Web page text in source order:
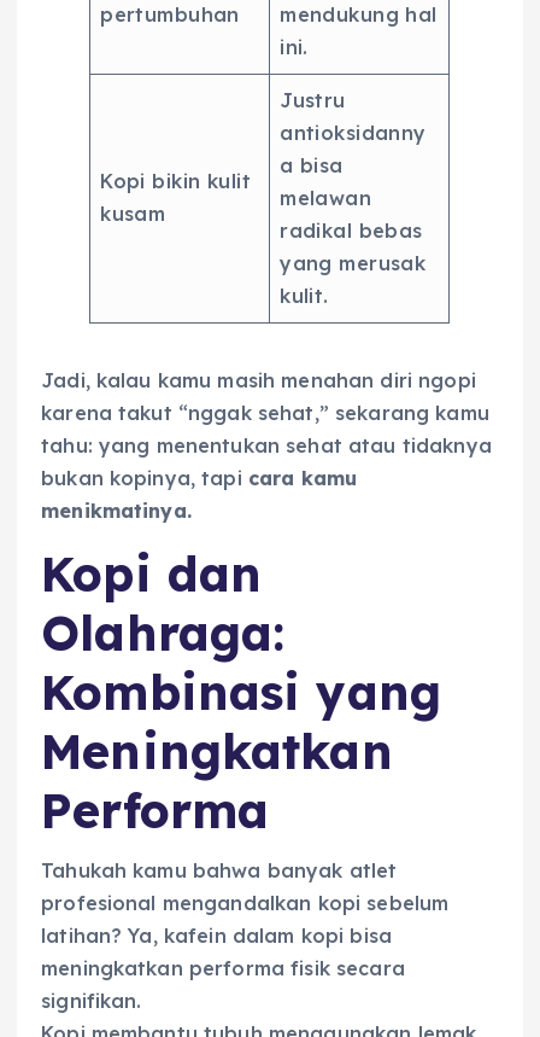
pertumbuhan
mendukung hal
ini.
Kopi bikin kulit
kusam
Justru
antioksidanny
a bisa
melawan
radikal bebas
yang merusak
kulit.
Jadi, kalau kamu masih menahan diri ngopi
karena takut “nggak sehat,” sekarang kamu
tahu: yang menentukan sehat atau tidaknya
bukan kopinya, tapi cara kamu
menikmatinya.
Kopi dan
Olahraga:
Kombinasi yang
Meningkatkan
Performa
Tahukah kamu bahwa banyak atlet
profesional mengandalkan kopi sebelum
latihan? Ya, kafein dalam kopi bisa
meningkatkan performa fisik secara
signifikan.